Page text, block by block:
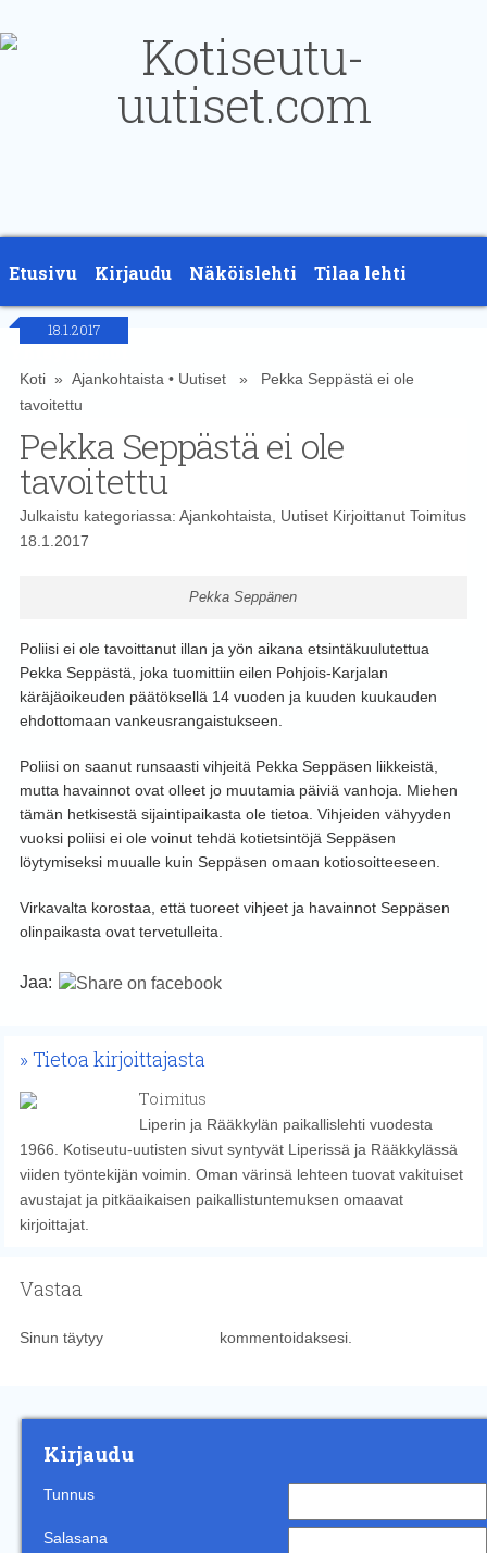
Etusivu Kirjaudu Näköislehti Tilaa lehti
18.1.2017
Koti» Ajankohtaista • Uutiset» Pekka Seppästä ei ole
tavoitettu
Pekka Seppästä ei ole
tavoitettu
Julkaistu kategoriassa: Ajankohtaista UutisetKirjoittanut Toimitus
18.1.2017
Pekka Seppänen
Poliisi ei ole tavoittanut illan ja yön aikana etsintäkuulutettua
Pekka Seppästä, joka tuomittiin eilen Pohjois-Karjalan
käräjäoikeuden päätöksellä 14 vuoden ja kuuden kuukauden
ehdottomaan vankeusrangaistukseen.
Poliisi on saanut runsaasti vihjeitä Pekka Seppäsen liikkeistä,
mutta havainnot ovat olleet jo muutamia päiviä vanhoja. Miehen
tämän hetkisestä sijaintipaikasta ole tietoa. Vihjeiden vähyyden
vuoksi poliisi ei ole voinut tehdä kotietsintöjä Seppäsen
löytymiseksi muualle kuin Seppäsen omaan kotiosoitteeseen.
Virkavalta korostaa, että tuoreet vihjeet ja havainnot Seppäsen
olinpaikasta ovat tervetulleita.
Jaa:
Tietoa kirjoittajasta
Toimitus
Liperin ja Rääkkylän paikallislehti vuodesta
1966. Kotiseutu-uutisten sivut syntyvät Liperissä ja Rääkkylässä
viiden työntekijän voimin. Oman värinsä lehteen tuovat vakituiset
avustajat ja pitkäaikaisen paikallistuntemuksen omaavat
kirjoittajat.
Vastaa
Sinun täytyy kommentoidaksesi.
Kirjaudu
Tunnus
Salasana